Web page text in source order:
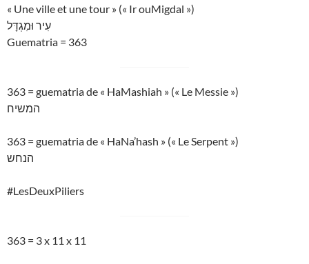
« Une ville et une tour » (« Ir ouMigdal »)
עִיר וּמִגְדָּל
Guematria = 363
363 = guematria de « HaMashiah » (« Le Messie »)
המשיח
363 = guematria de « HaNa’hash » (« Le Serpent »)
הנחש
#LesDeuxPiliers
363 = 3 x 11 x 11